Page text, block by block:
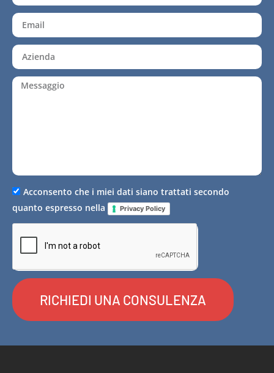
Acconsento che i miei dati siano trattati secondo
quanto espresso nella
Privacy Policy
RICHIEDI UNA CONSULENZA